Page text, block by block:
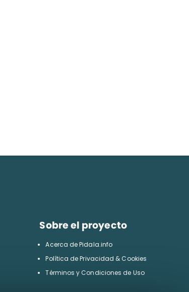
Sobre el proyecto
Acerca de Pidala.info
Política de Privacidad & Cookies
Términos y Condiciones de Uso